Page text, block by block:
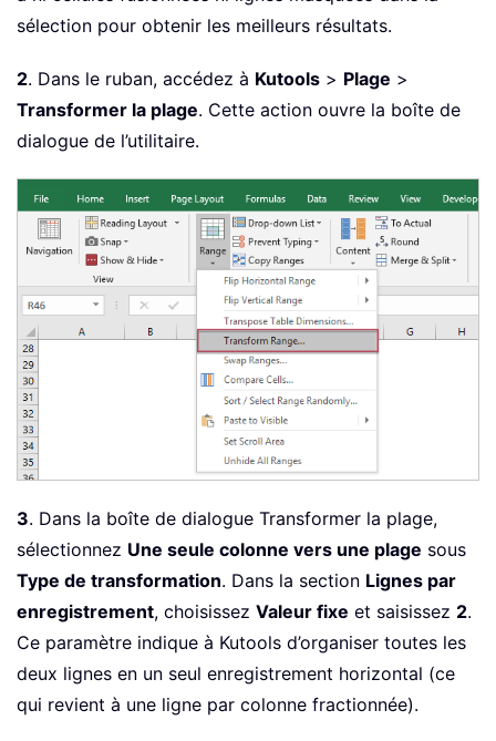
sélection pour obtenir les meilleurs résultats.
2. Dans le ruban, accédez à Kutools > Plage >
Transformer la plage. Cette action ouvre la boîte de
dialogue de l’utilitaire.
3. Dans la boîte de dialogue Transformer la plage,
sélectionnez Une seule colonne vers une plage sous
Type de transformation. Dans la section Lignes par
enregistrement, choisissez Valeur fixe et saisissez 2.
Ce paramètre indique à Kutools d’organiser toutes les
deux lignes en un seul enregistrement horizontal (ce
qui revient à une ligne par colonne fractionnée).